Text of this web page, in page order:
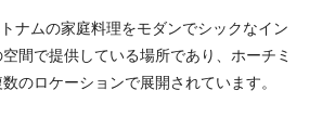
ナムの家庭料理をモダンでシックなイン
間で提供している場所であり、ホーチミ
のロケーションで展開されています。